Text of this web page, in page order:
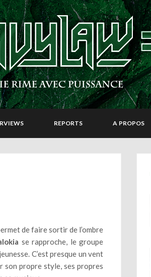
REPORTS A PROPOS
de faire sortir de l’ombre
se rapproche, le groupe
C’est presque un vent
son propre style, ses propres